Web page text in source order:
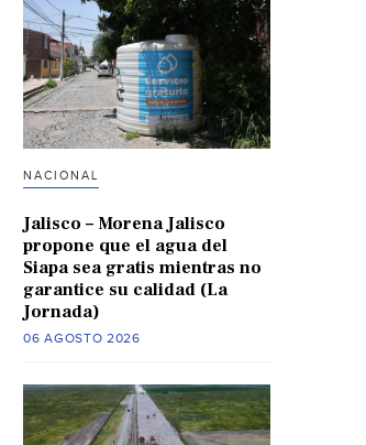
NACIONAL
Jalisco – Morena Jalisco
propone que el agua del
Siapa sea gratis mientras no
garantice su calidad (La
Jornada)
06 AGOSTO 2026